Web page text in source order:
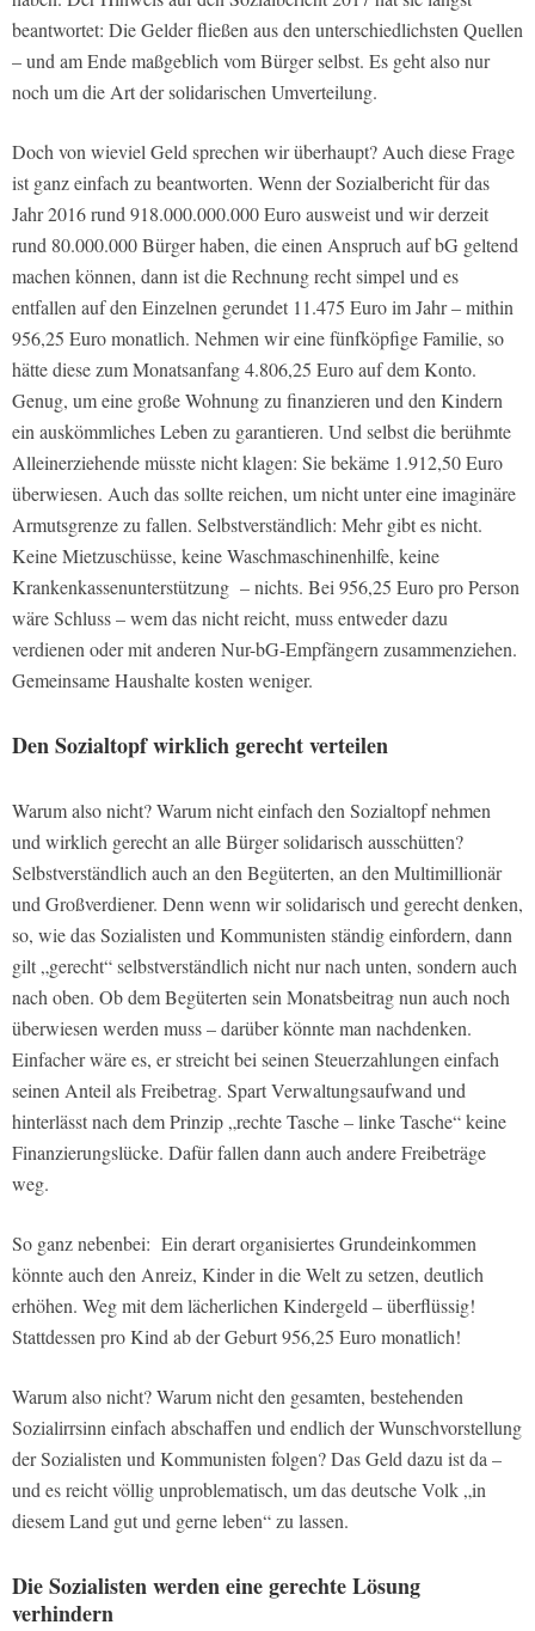
beantwortet: Die Gelder fließen aus den unterschiedlichsten Quellen
– und am Ende maßgeblich vom Bürger selbst. Es geht also nur
noch um die Art der solidarischen Umverteilung.
Doch von wieviel Geld sprechen wir überhaupt? Auch diese Frage
ist ganz einfach zu beantworten. Wenn der Sozialbericht für das
Jahr 2016 rund 918.000.000.000 Euro ausweist und wir derzeit
rund 80.000.000 Bürger haben, die einen Anspruch auf bG geltend
machen können, dann ist die Rechnung recht simpel und es
entfallen auf den Einzelnen gerundet 11.475 Euro im Jahr – mithin
956,25 Euro monatlich. Nehmen wir eine fünfköpfige Familie, so
hätte diese zum Monatsanfang 4.806,25 Euro auf dem Konto.
Genug, um eine große Wohnung zu finanzieren und den Kindern
ein auskömmliches Leben zu garantieren. Und selbst die berühmte
Alleinerziehende müsste nicht klagen: Sie bekäme 1.912,50 Euro
überwiesen. Auch das sollte reichen, um nicht unter eine imaginäre
Armutsgrenze zu fallen. Selbstverständlich: Mehr gibt es nicht.
Keine Mietzuschüsse, keine Waschmaschinenhilfe, keine
Krankenkassenunterstützung – nichts. Bei 956,25 Euro pro Person
wäre Schluss – wem das nicht reicht, muss entweder dazu
verdienen oder mit anderen Nur-bG-Empfängern zusammenziehen.
Gemeinsame Haushalte kosten weniger.
Den Sozialtopf wirklich gerecht verteilen
Warum also nicht? Warum nicht einfach den Sozialtopf nehmen
und wirklich gerecht an alle Bürger solidarisch ausschütten?
Selbstverständlich auch an den Begüterten, an den Multimillionär
und Großverdiener. Denn wenn wir solidarisch und gerecht denken,
so, wie das Sozialisten und Kommunisten ständig einfordern, dann
gilt „gerecht“ selbstverständlich nicht nur nach unten, sondern auch
nach oben. Ob dem Begüterten sein Monatsbeitrag nun auch noch
überwiesen werden muss – darüber könnte man nachdenken.
Einfacher wäre es, er streicht bei seinen Steuerzahlungen einfach
seinen Anteil als Freibetrag. Spart Verwaltungsaufwand und
hinterlässt nach dem Prinzip „rechte Tasche – linke Tasche“ keine
Finanzierungslücke. Dafür fallen dann auch andere Freibeträge
weg.
So ganz nebenbei: Ein derart organisiertes Grundeinkommen
könnte auch den Anreiz, Kinder in die Welt zu setzen, deutlich
erhöhen. Weg mit dem lächerlichen Kindergeld – überflüssig!
Stattdessen pro Kind ab der Geburt 956,25 Euro monatlich!
Warum also nicht? Warum nicht den gesamten, bestehenden
Sozialirrsinn einfach abschaffen und endlich der Wunschvorstellung
der Sozialisten und Kommunisten folgen? Das Geld dazu ist da –
und es reicht völlig unproblematisch, um das deutsche Volk „in
diesem Land gut und gerne leben“ zu lassen.
Die Sozialisten werden eine gerechte Lösung
verhindern